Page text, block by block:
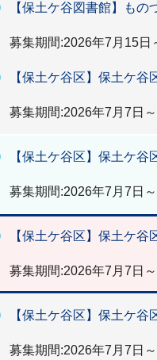
【保土ケ谷図書館】も
募集期間:2026年7月15日
【保土ケ谷区】保土ケ
募集期間:2026年7月7日
【保土ケ谷区】保土ケ
募集期間:2026年7月7日
【保土ケ谷区】保土ケ
募集期間:2026年7月7日
【保土ケ谷区】保土ケ
募集期間:2026年7月7日